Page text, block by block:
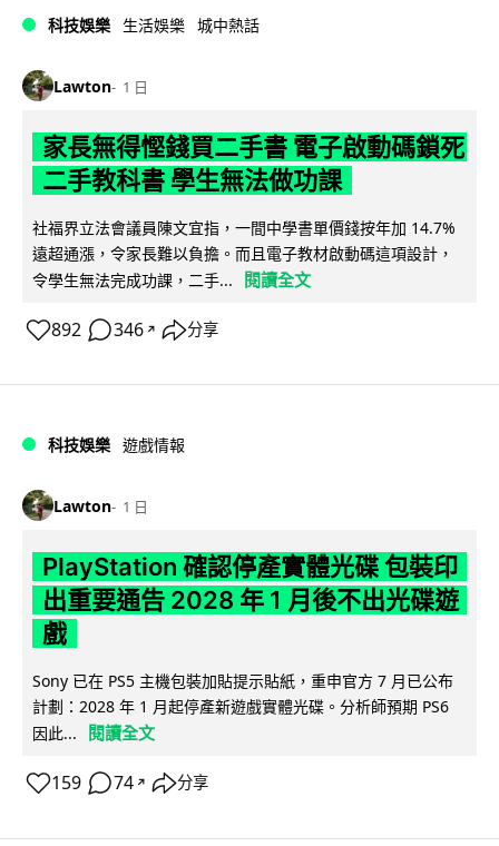
科技娛樂 生活娛樂 城中熱話
Lawton 1 日
家長無得慳錢買二手書 電子啟動碼鎖死
二手教科書 學生無法做功課
社福界立法會議員陳文宜指，一間中學書單價錢按年加 14.7%
遠超通漲，令家長難以負擔。而且電子教材啟動碼這項設計，
令學生無法完成功課，二手...
閱讀全文
892 346 ↗ 分享
科技娛樂 遊戲情報
Lawton 1 日
PlayStation 確認停產實體光碟 包裝印
出重要通告 2028 年 1 月後不出光碟遊
戲
Sony 已在 PS5 主機包裝加貼提示貼紙，重申官方 7 月已公布
計劃：2028 年 1 月起停產新遊戲實體光碟。分析師預期 PS6
因此...
閱讀全文
159 74 ↗ 分享